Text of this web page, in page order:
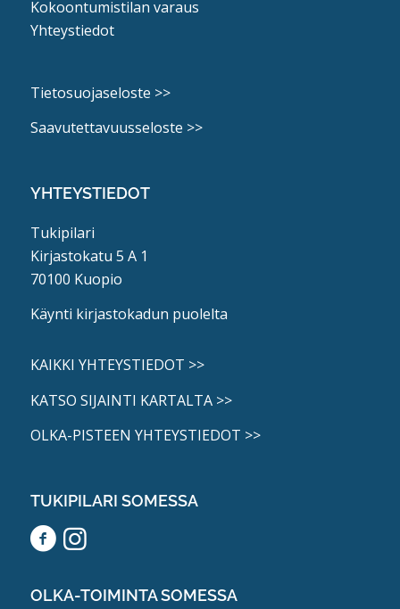
Kokoontumistilan varaus
Yhteystiedot
Tietosuojaseloste >>
Saavutettavuusseloste >>
YHTEYSTIEDOT
Tukipilari
Kirjastokatu 5 A 1
70100 Kuopio
Käynti kirjastokadun puolelta
KAIKKI YHTEYSTIEDOT >>
KATSO SIJAINTI KARTALTA >>
OLKA-PISTEEN YHTEYSTIEDOT >>
TUKIPILARI SOMESSA
OLKA-TOIMINTA SOMESSA